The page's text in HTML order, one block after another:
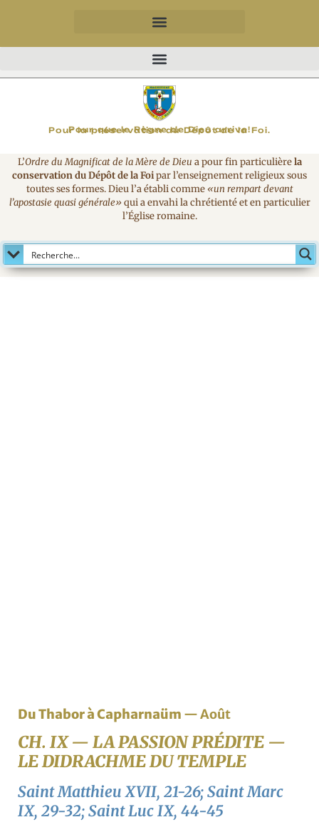
Pour la préservation du Dépôt de la Foi.
Pour que le Règne de Dieu arrive!
MAGNIFICAT
L’Ordre du Magnificat de la Mère de Dieu a pour fin particulièrela
conservation du Dépôt de la Foipar l’enseignement religieux sous
toutes ses formes. Dieu l’a établi comme«un rempart devant
l’apostasie quasi générale» qui a envahi la chrétienté et en particulier
l’Église romaine.
Du Thabor à Capharnaüm — Août
CH. IX — LA PASSION PRÉDITE —
LE DIDRACHME DU TEMPLE
Saint Matthieu XVII, 21-26; Saint Marc
IX, 29-32; Saint Luc IX, 44-45